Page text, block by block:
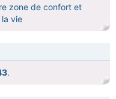
zone de confort et
vie
.